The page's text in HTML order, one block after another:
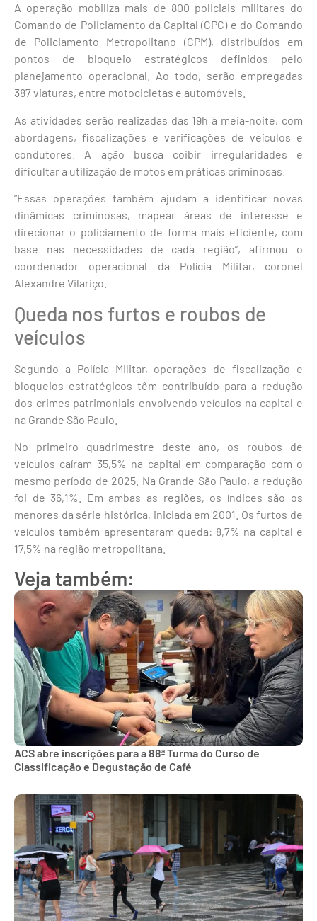
A operação mobiliza mais de 800 policiais militares do
Comando de Policiamento da Capital (CPC) e do Comando
de Policiamento Metropolitano (CPM), distribuídos em
pontos de bloqueio estratégicos definidos pelo
planejamento operacional. Ao todo, serão empregadas
387 viaturas, entre motocicletas e automóveis.
As atividades serão realizadas das 19h à meia-noite, com
abordagens, fiscalizações e verificações de veículos e
condutores. A ação busca coibir irregularidades e
dificultar a utilização de motos em práticas criminosas.
“Essas operações também ajudam a identificar novas
dinâmicas criminosas, mapear áreas de interesse e
direcionar o policiamento de forma mais eficiente, com
base nas necessidades de cada região”, afirmou o
coordenador operacional da Polícia Militar, coronel
Alexandre Vilariço.
Queda nos furtos e roubos de
veículos
Segundo a Polícia Militar, operações de fiscalização e
bloqueios estratégicos têm contribuído para a redução
dos crimes patrimoniais envolvendo veículos na capital e
na Grande São Paulo.
No primeiro quadrimestre deste ano, os roubos de
veículos caíram 35,5% na capital em comparação com o
mesmo período de 2025. Na Grande São Paulo, a redução
foi de 36,1%. Em ambas as regiões, os índices são os
menores da série histórica, iniciada em 2001. Os furtos de
veículos também apresentaram queda: 8,7% na capital e
17,5% na região metropolitana.
Veja também:
ACS abre inscrições para a 88ª Turma do Curso de
Classificação e Degustação de Café